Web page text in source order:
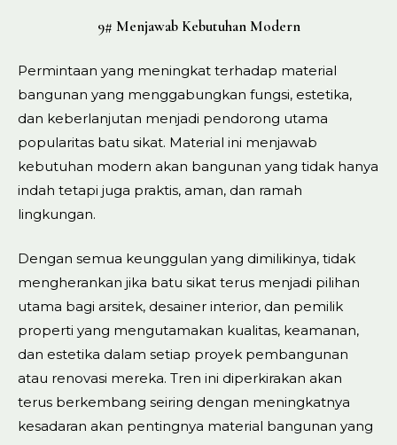
9# Menjawab Kebutuhan Modern
Permintaan yang meningkat terhadap material
bangunan yang menggabungkan fungsi, estetika,
dan keberlanjutan menjadi pendorong utama
popularitas batu sikat. Material ini menjawab
kebutuhan modern akan bangunan yang tidak hanya
indah tetapi juga praktis, aman, dan ramah
lingkungan.
Dengan semua keunggulan yang dimilikinya, tidak
mengherankan jika batu sikat terus menjadi pilihan
utama bagi arsitek, desainer interior, dan pemilik
properti yang mengutamakan kualitas, keamanan,
dan estetika dalam setiap proyek pembangunan
atau renovasi mereka. Tren ini diperkirakan akan
terus berkembang seiring dengan meningkatnya
kesadaran akan pentingnya material bangunan yang